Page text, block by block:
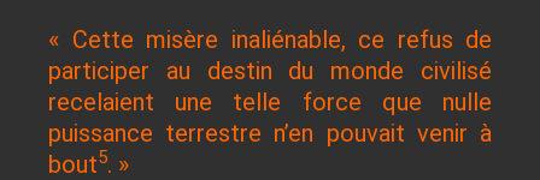
« Cette misère inaliénable, ce refus de
participer au destin du monde civilisé
recelaient une telle force que nulle
puissance terrestre n’en pouvait venir à
bout5. »